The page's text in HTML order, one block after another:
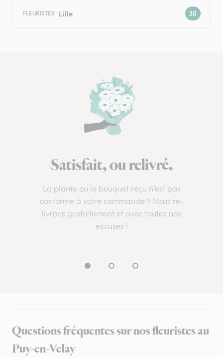
FLEURISTES Lille
Satisfait, ou relivré.
La plante ou le bouquet reçu n’est pas
conforme à votre commande ? Nous re-
livrons gratuitement et avec toutes nos
excuses !
Questions fréquentes sur nos fleuristes au
Puy-en-Velay